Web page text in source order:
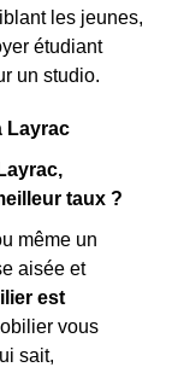
les jeunes,
étudiant
un studio.
Layrac
taux ?
même un
aisée et
est
vous
sait,